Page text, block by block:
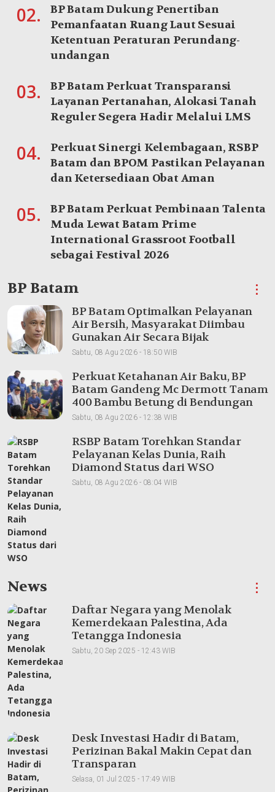
02.
BP Batam Dukung Penertiban
Pemanfaatan Ruang Laut Sesuai
Ketentuan Peraturan Perundang-
undangan
03.
BP Batam Perkuat Transparansi
Layanan Pertanahan, Alokasi Tanah
Reguler Segera Hadir Melalui LMS
04.
Perkuat Sinergi Kelembagaan, RSBP
Batam dan BPOM Pastikan Pelayanan
dan Ketersediaan Obat Aman
05.
BP Batam Perkuat Pembinaan Talenta
Muda Lewat Batam Prime
International Grassroot Football
sebagai Festival 2026
BP Batam ⋮
BP Batam Optimalkan Pelayanan
Air Bersih, Masyarakat Diimbau
Gunakan Air Secara Bijak
Sabtu, 08 Agu 2026 - 18:50 WIB
Perkuat Ketahanan Air Baku, BP
Batam Gandeng Mc Dermott Tanam
400 Bambu Betung di Bendungan
Sei Nongsa
Sabtu, 08 Agu 2026 - 12:38 WIB
RSBP Batam Torehkan Standar
Pelayanan Kelas Dunia, Raih
Diamond Status dari WSO
Sabtu, 08 Agu 2026 - 08:04 WIB
News ⋮
Daftar Negara yang Menolak
Kemerdekaan Palestina, Ada
Tetangga Indonesia
Sabtu, 20 Sep 2025 - 12:43 WIB
Desk Investasi Hadir di Batam,
Perizinan Bakal Makin Cepat dan
Transparan
Selasa, 01 Jul 2025 - 17:49 WIB